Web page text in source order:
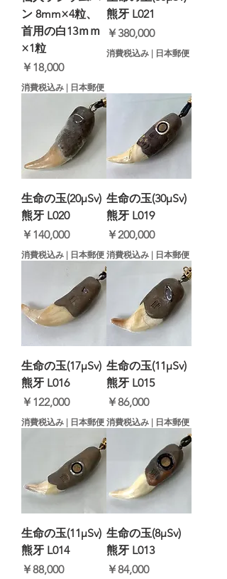
ン 8mm×4粒、
首用の白13ｍｍ
×1粒
価格
￥18,000
消費税込み | 日本郵便
熊牙 L021
価格
￥380,000
消費税込み | 日本郵便
生命の玉(20μSv)
熊牙 L020
価格
￥140,000
消費税込み | 日本郵便
生命の玉(30μSv)
熊牙 L019
価格
￥200,000
消費税込み | 日本郵便
生命の玉(17μSv)
熊牙 L016
価格
￥122,000
消費税込み | 日本郵便
生命の玉(11μSv)
熊牙 L015
価格
￥86,000
消費税込み | 日本郵便
生命の玉(11μSv)
熊牙 L014
価格
￥88,000
生命の玉(8μSv)
熊牙 L013
価格
￥84,000